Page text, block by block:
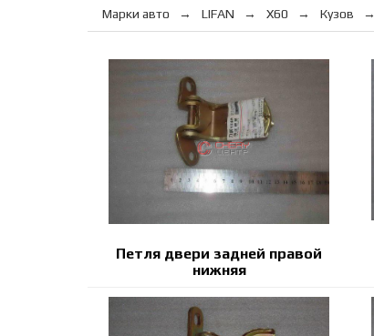
Марки авто LIFAN Х60 Кузов
Петля двери задней правой
нижняя